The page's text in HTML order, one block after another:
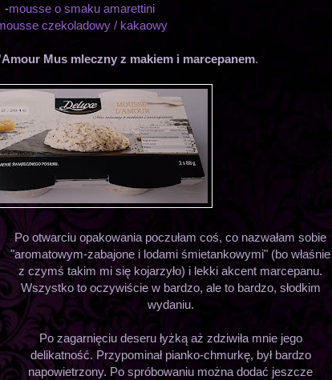
-mousse o smaku amarettini
czekoladowy / kakaowy
Mus mleczny z makiem i marcepanem.
Po otwarciu opakowania poczułam coś, co nazwałam sobie
"aromatowym-zabajone i lodami śmietankowymi" (bo właśnie
z czymś takim mi się kojarzyło) i lekki akcent marcepanu.
Wszystko to oczywiście w bardzo, ale to bardzo, słodkim
wydaniu.
Po zagarnięciu deseru łyżką aż zdziwiła mnie jego
delikatność. Przypominał pianko-chmurkę, był bardzo
napowietrzony. Po spróbowaniu można dodać jeszcze